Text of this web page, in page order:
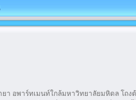
า อพาร์ทเมนท์ใกล้มหาวิทยาลัยมหิดล โถง